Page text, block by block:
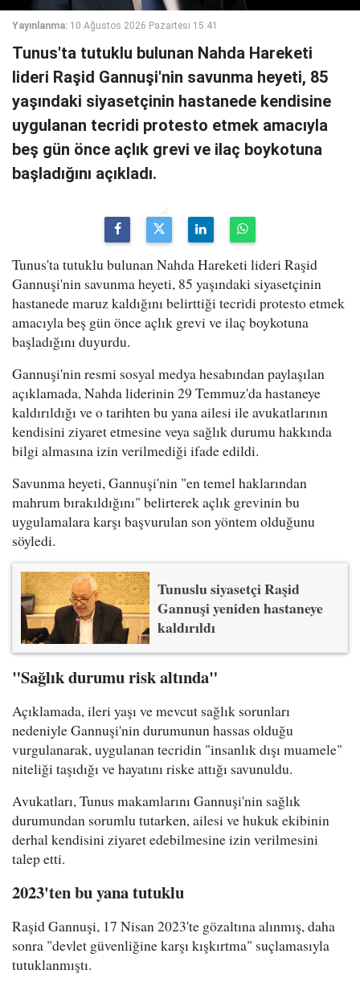
Yayınlanma: 10 Ağustos 2026 Pazartesi 15:41
Tunus'ta tutuklu bulunan Nahda Hareketi
lideri Raşid Gannuşi'nin savunma heyeti, 85
yaşındaki siyasetçinin hastanede kendisine
uygulanan tecridi protesto etmek amacıyla
beş gün önce açlık grevi ve ilaç boykotuna
başladığını açıkladı.
Tunus'ta tutuklu bulunan Nahda Hareketi lideri Raşid
Gannuşi'nin savunma heyeti, 85 yaşındaki siyasetçinin
hastanede maruz kaldığını belirttiği tecridi protesto etmek
amacıyla beş gün önce açlık grevi ve ilaç boykotuna
başladığını duyurdu.
Gannuşi'nin resmi sosyal medya hesabından paylaşılan
açıklamada, Nahda liderinin 29 Temmuz'da hastaneye
kaldırıldığı ve o tarihten bu yana ailesi ile avukatlarının
kendisini ziyaret etmesine veya sağlık durumu hakkında
bilgi almasına izin verilmediği ifade edildi.
Savunma heyeti, Gannuşi'nin "en temel haklarından
mahrum bırakıldığını" belirterek açlık grevinin bu
uygulamalara karşı başvurulan son yöntem olduğunu
söyledi.
Tunuslu siyasetçi Raşid
Gannuşi yeniden hastaneye
kaldırıldı
"Sağlık durumu risk altında"
Açıklamada, ileri yaşı ve mevcut sağlık sorunları
nedeniyle Gannuşi'nin durumunun hassas olduğu
vurgulanarak, uygulanan tecridin "insanlık dışı muamele"
niteliği taşıdığı ve hayatını riske attığı savunuldu.
Avukatları, Tunus makamlarını Gannuşi'nin sağlık
durumundan sorumlu tutarken, ailesi ve hukuk ekibinin
derhal kendisini ziyaret edebilmesine izin verilmesini
talep etti.
2023'ten bu yana tutuklu
Raşid Gannuşi, 17 Nisan 2023'te gözaltına alınmış, daha
sonra "devlet güvenliğine karşı kışkırtma" suçlamasıyla
tutuklanmıştı.